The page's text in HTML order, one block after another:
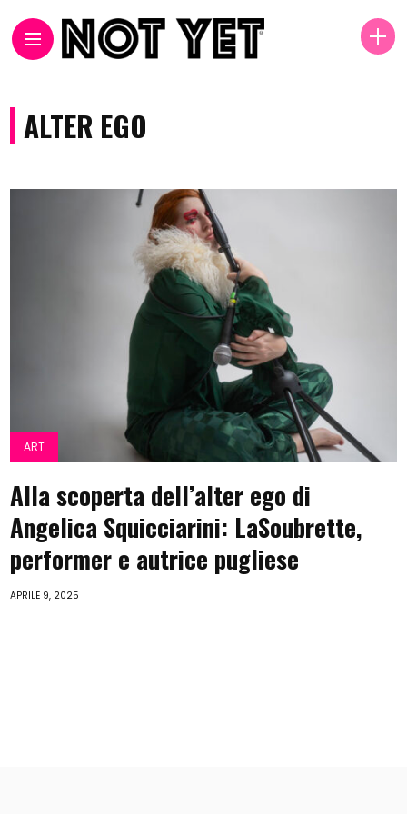
ALTER EGO
ART
Alla scoperta dell’alter ego di
Angelica Squicciarini: LaSoubrette,
performer e autrice pugliese
APRILE 9, 2025